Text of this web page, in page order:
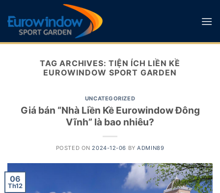
content
TAG ARCHIVES:TIỆN ÍCH LIỀN KỀ
EUROWINDOW SPORT GARDEN
UNCATEGORIZED
Giá bán “Nhà Liền Kề Eurowindow Đông
Vĩnh” là bao nhiêu?
POSTED ON 2024-12-06 BYADMIN89
06
Th12